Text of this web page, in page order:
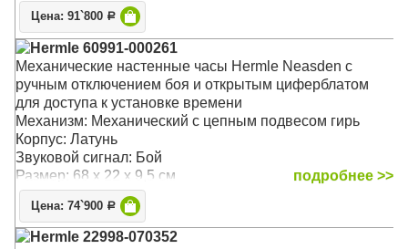
Цена: 91`800 Р
Hermle 60991-000261
Механические настенные часы Hermle Neasden с
ручным отключением боя и открытым циферблатом
для доступа к установке времени
Механизм: Механический с цепным подвесом гирь
Корпус: Латунь
Звуковой сигнал: Бой
Размер: 68 х 22 х 9,5 см
подробнее >>
Цена: 74`900 Р
Hermle 22998-070352